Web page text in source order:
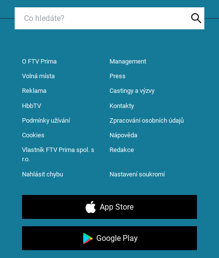
O FTV Prima Management
Volná místa Press
Reklama Castingy a výzvy
HbbTV Kontakty
Podmínky užívání Zpracování osobních údajů
Cookies Nápověda
Vlastník FTV Prima spol. s
r.o.
Redakce
Nahlásit chybu Nastavení soukromí
App Store
Google Play